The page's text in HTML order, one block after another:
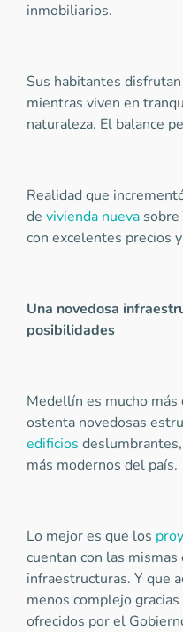
inmobiliarios.
Sus habitantes
mientras viven en
naturaleza. El balance
Realidad que
de vivienda nueva
con excelentes precios y
Una novedosa
posibilidades
Medellín es mucho más
ostenta novedosas
edificios
más modernos del país.
Lo mejor es que los
cuentan con las mismas
infraestructuras. Y que
menos complejo
ofrecidos por el